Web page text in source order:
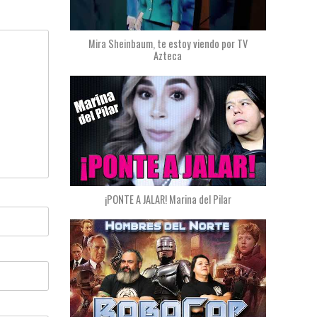
Mira Sheinbaum, te estoy viendo por TV
Azteca
¡PONTE A JALAR! Marina del Pilar